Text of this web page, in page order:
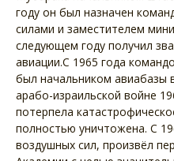
году он был назначен
силами и заместителем
следующем году получил
авиации.С 1965 года
был начальником авиабазы
арабо-израильской войне
потерпела
полностью уничтожена. С
воздушных сил, произвёл